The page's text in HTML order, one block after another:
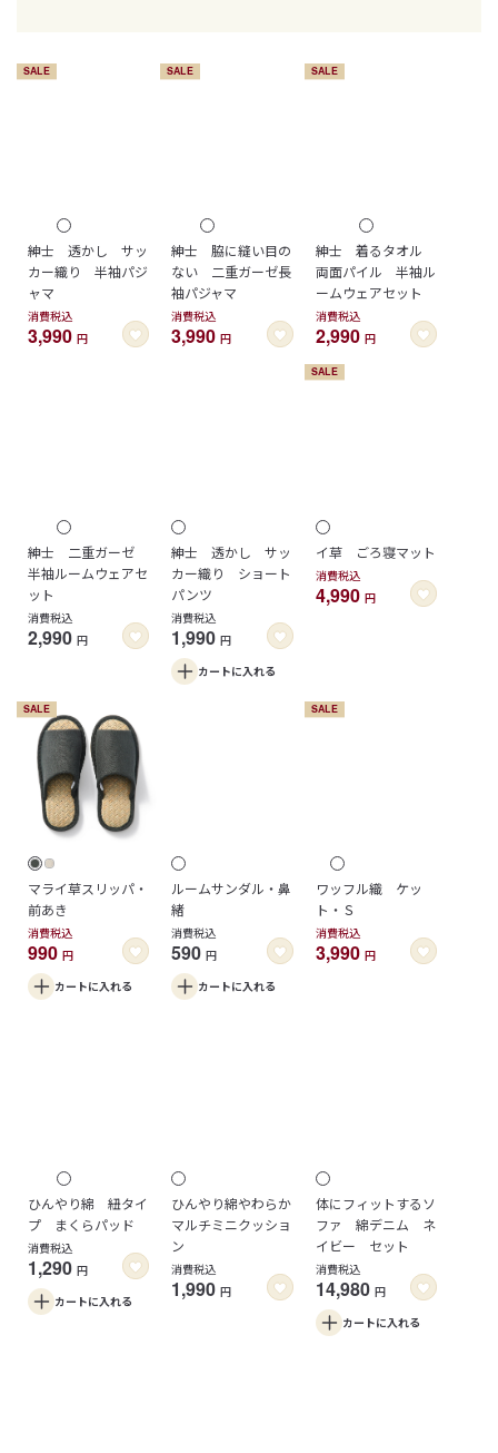
SALE
紳士 透かし サッ
カー織り 半袖パジ
ャマ
消費税込
3,990 円
SALE
紳士 脇に縫い目の
ない 二重ガーゼ長
袖パジャマ
消費税込
3,990 円
SALE
紳士 着るタオル
両面パイル 半袖ル
ームウェアセット
消費税込
2,990 円
紳士 二重ガーゼ
半袖ルームウェアセ
ット
消費税込
2,990 円
紳士 透かし サッ
カー織り ショート
パンツ
消費税込
1,990 円
カートに入れる
SALE
イ草 ごろ寝マット
消費税込
4,990 円
SALE
マライ草スリッパ・
前あき
消費税込
990 円
カートに入れる
ルームサンダル・鼻
緒
消費税込
590 円
カートに入れる
SALE
ワッフル織 ケッ
ト・Ｓ
消費税込
3,990 円
ひんやり綿 紐タイ
プ まくらパッド
消費税込
1,290 円
カートに入れる
ひんやり綿やわらか
マルチミニクッショ
ン
消費税込
1,990 円
体にフィットするソ
ファ 綿デニム ネ
イビー セット
消費税込
14,980 円
カートに入れる